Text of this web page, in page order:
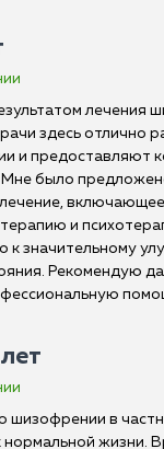
лечения
здесь отлично
и предоставляют
Мне было
включающее
и
к значительному
Рекомендую
шизофрении в
нормальной жизни.